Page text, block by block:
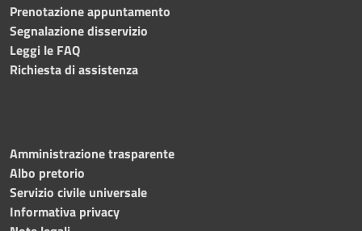
Prenotazione appuntamento
Segnalazione disservizio
Leggi le FAQ
Richiesta di assistenza
Amministrazione trasparente
Albo pretorio
Servizio civile universale
Informativa privacy